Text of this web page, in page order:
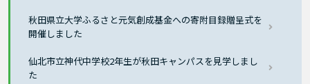
秋田県立大学ふるさと元気創成基金への寄附目録贈呈式を
開催しました
仙北市立神代中学校2年生が秋田キャンパスを見学しまし
た